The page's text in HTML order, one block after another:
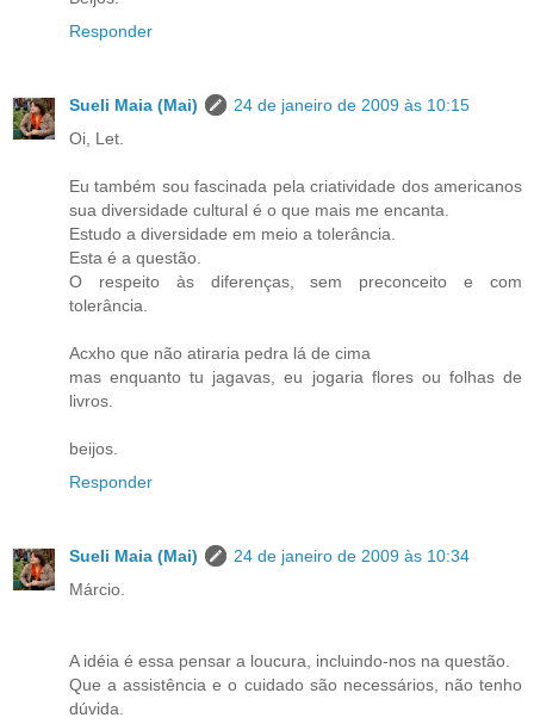
Responder
Sueli Maia (Mai)
24 de janeiro de 2009 às 10:15
Oi, Let.
Eu também sou fascinada pela criatividade dos americanos
sua diversidade cultural é o que mais me encanta.
Estudo a diversidade em meio a tolerância.
Esta é a questão.
O respeito às diferenças, sem preconceito e com
tolerância.
Acxho que não atiraria pedra lá de cima
mas enquanto tu jagavas, eu jogaria flores ou folhas de
livros.
beijos.
Responder
Sueli Maia (Mai)
24 de janeiro de 2009 às 10:34
Márcio.
A idéia é essa pensar a loucura, incluindo-nos na questão.
Que a assistência e o cuidado são necessários, não tenho
dúvida.